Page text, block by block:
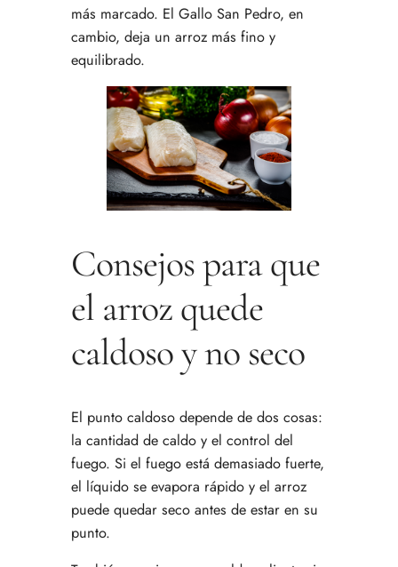
más marcado. El Gallo San Pedro, en
cambio, deja un arroz más fino y
equilibrado.
Consejos para que
el arroz quede
caldoso y no seco
El punto caldoso depende de dos cosas:
la cantidad de caldo y el control del
fuego. Si el fuego está demasiado fuerte,
el líquido se evapora rápido y el arroz
puede quedar seco antes de estar en su
punto.